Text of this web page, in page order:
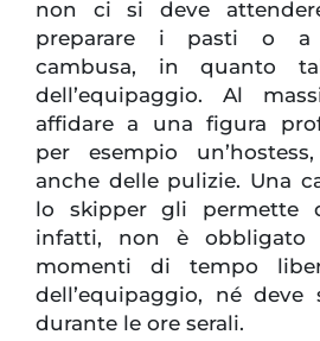
non ci si deve
preparare i pasti o a
cambusa, in quanto
dell’equipaggio. Al
affidare a una figura
per esempio
anche delle pulizie. Una
lo skipper gli permette
infatti, non è obbligato
momenti di tempo
dell’equipaggio, né deve
durante le ore serali.